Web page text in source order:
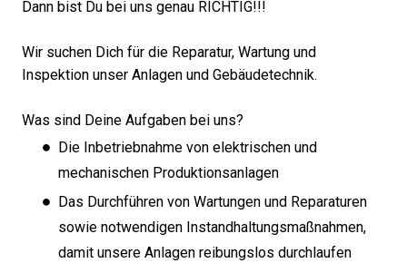
Dann bist Du bei uns genau RICHTIG!!!
Wir suchen Dich für die Reparatur, Wartung und
Inspektion unser Anlagen und Gebäudetechnik.
Was sind Deine Aufgaben bei uns?
Die Inbetriebnahme von elektrischen und
mechanischen Produktionsanlagen
Das Durchführen von Wartungen und Reparaturen
sowie notwendigen Instandhaltungsmaßnahmen,
damit unsere Anlagen reibungslos durchlaufen